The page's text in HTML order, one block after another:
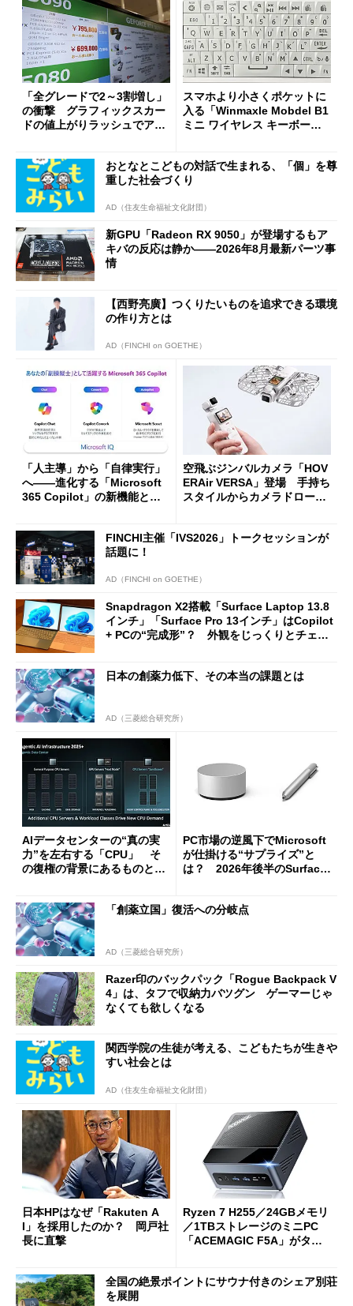
「全グレードで2～3割増し」
の衝撃 グラフィックスカー
ドの値上がりラッシュでアキ
スマホより小さくポケットに
入る「Winmaxle Mobdel B1
ミニ ワイヤレス キーボー
おとなとこどもの対話で生まれる、「個」を尊
重した社会づくり
AD（住友生命福祉文化財団）
新GPU「Radeon RX 9050」が登場するもア
キバの反応は静か――2026年8月最新パーツ事
情
【西野亮廣】つくりたいものを追求できる環境
の作り方とは
AD（FINCHI on GOETHE）
「人主導」から「自律実行」
へ――進化する「Microsoft
365 Copilot」の新機能とエ
空飛ぶジンバルカメラ「HOV
ERAir VERSA」登場 手持ち
スタイルからカメラドローン
FINCHI主催「IVS2026」トークセッションが
話題に！
AD（FINCHI on GOETHE）
Snapdragon X2搭載「Surface Laptop 13.8
インチ」「Surface Pro 13インチ」はCopilot
+ PCの“完成形”？ 外観をじっくりとチェッ
日本の創薬力低下、その本当の課題とは
AD（三菱総合研究所）
AIデータセンターの“真の実
力”を左右する「CPU」 そ
の復権の背景にあるものと
PC市場の逆風下でMicrosoft
が仕掛ける“サプライズ”と
は？ 2026年後半のSurface
「創薬立国」復活への分岐点
AD（三菱総合研究所）
Razer印のバックパック「Rogue Backpack V
4」は、タフで収納力バツグン ゲーマーじゃ
なくても欲しくなる
関西学院の生徒が考える、こどもたちが生きや
すい社会とは
AD（住友生命福祉文化財団）
日本HPはなぜ「Rakuten A
I」を採用したのか？ 岡戸社
長に直撃
Ryzen 7 H255／24GBメモリ
／1TBストレージのミニPC
「ACEMAGIC F5A」がタイ
全国の絶景ポイントにサウナ付きのシェア別荘
を展開